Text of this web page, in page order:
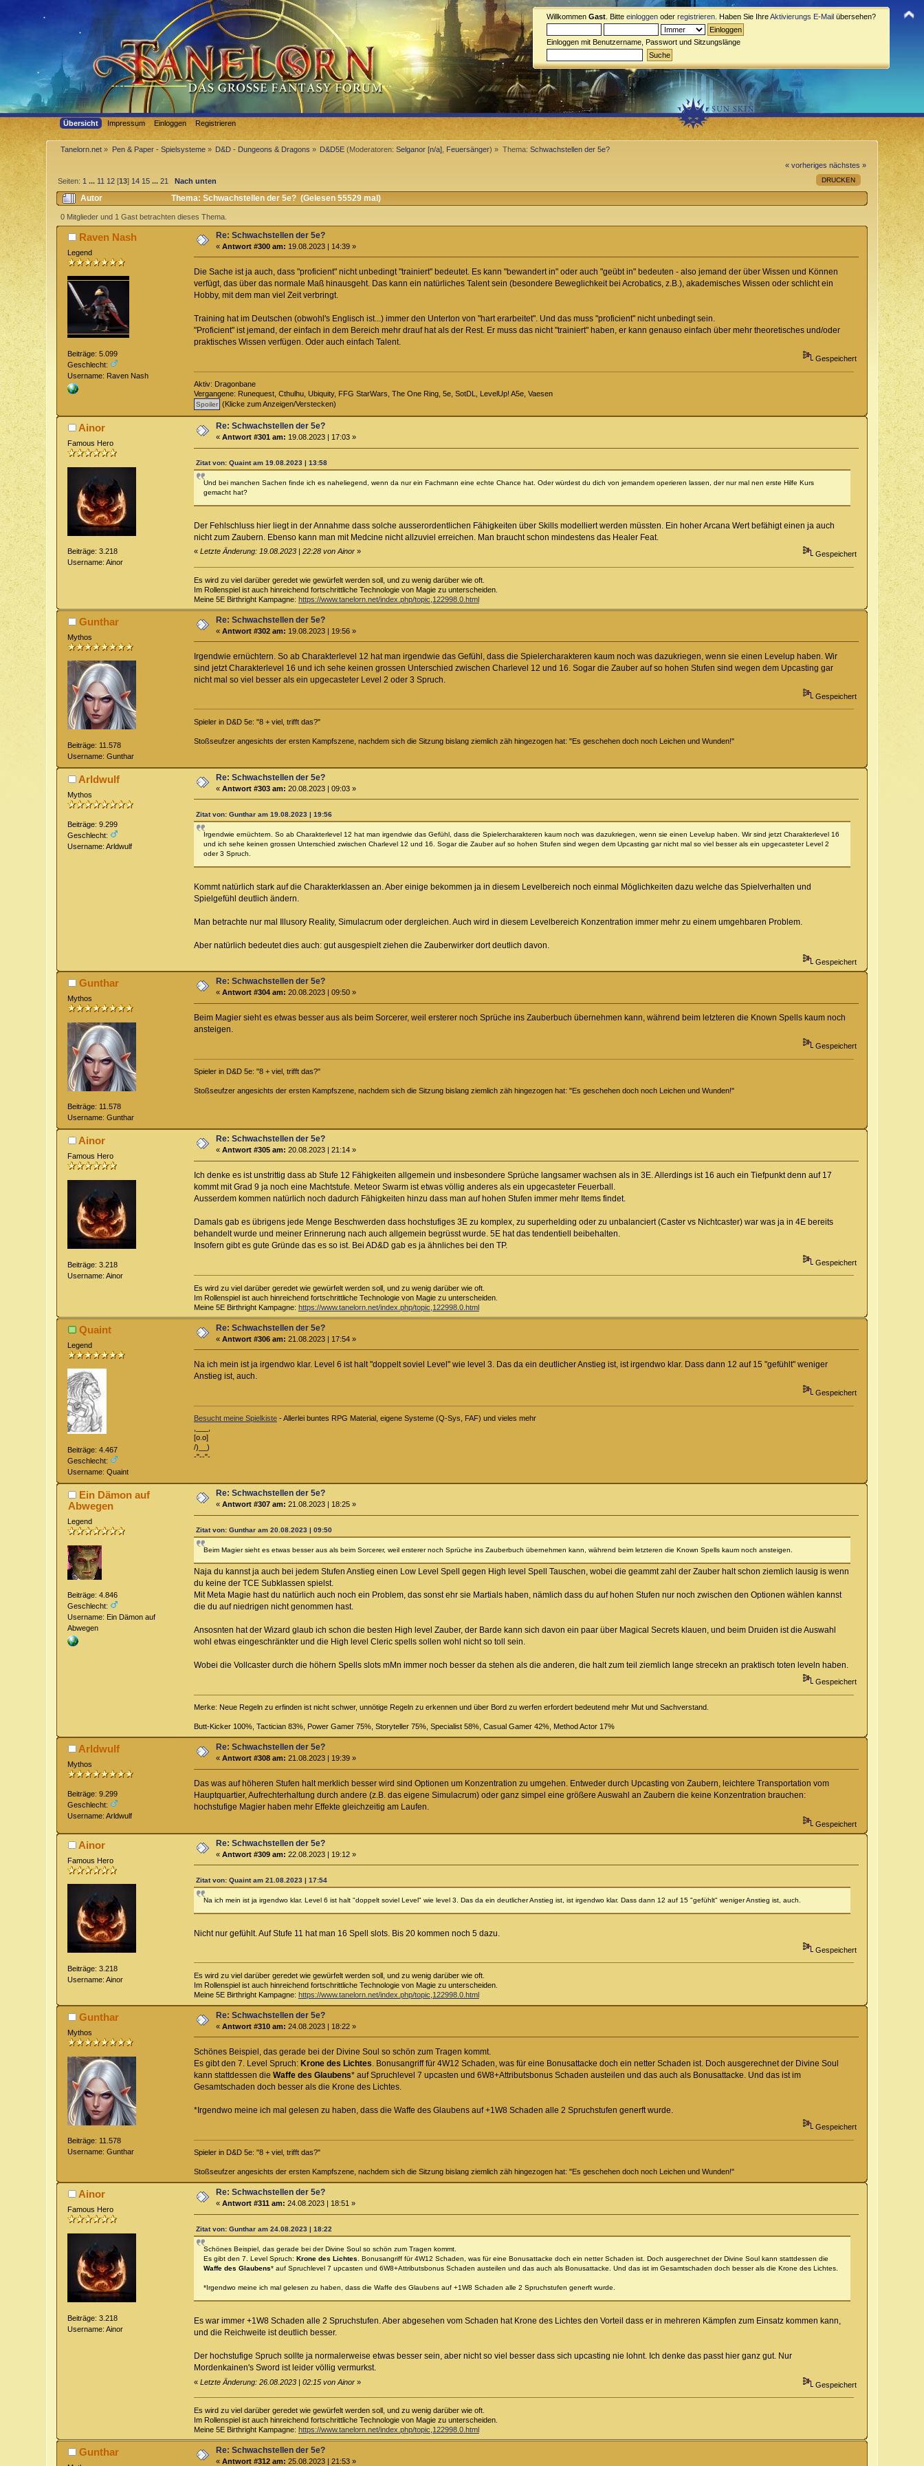
Willkommen Gast . Bitte einloggen oder registrieren . Haben Sie IhreAktivierungs E-Mail übersehen?
Einloggen mit Benutzername, Passwort und Sitzungslänge
Übersicht Impressum Einloggen Registrieren
Tanelorn.net » Pen & Paper - Spielsysteme» D&D - Dungeons & Dragons » D&D5E (Moderatoren:Selganor [n/a] Feuersänger) » Thema: Schwachstellen der 5e?
« vorheriges nächstes »
DRUCKEN
Seiten: 1 ... 11 12 [13] 14 15 ...21 Nach unten
Autor Thema: Schwachstellen der 5e? (Gelesen 55529 mal)
0 Mitglieder und 1 Gast betrachten dieses Thema.
Raven Nash
Legend
Beiträge: 5.099
Geschlecht:
Username: Raven Nash
Re: Schwachstellen der 5e?
«Antwort #300 am: 19.08.2023 | 14:39 »
Die Sache ist ja auch, dass "proficient" nicht unbedingt "trainiert" bedeutet. Es kann "bewandert in" oder auch "geübt in" bedeuten - also jemand der über Wissen und Können
verfügt, das über das normale Maß hinausgeht. Das kann ein natürliches Talent sein (besondere Beweglichkeit bei Acrobatics, z.B.), akademisches Wissen oder schlicht ein
Hobby, mit dem man viel Zeit verbringt.
Training hat im Deutschen (obwohl's Englisch ist...) immer den Unterton von "hart erarbeitet". Und das muss "proficient" nicht unbedingt sein.
"Proficient" ist jemand, der einfach in dem Bereich mehr drauf hat als der Rest. Er muss das nicht "trainiert" haben, er kann genauso einfach über mehr theoretisches und/oder
praktisches Wissen verfügen. Oder auch einfach Talent.
Gespeichert
Aktiv: Dragonbane
Vergangene: Runequest, Cthulhu, Ubiquity, FFG StarWars, The One Ring, 5e, SotDL, LevelUp! A5e, Vaesen
(Klicke zum Anzeigen/Verstecken)
Ainor
Famous Hero
Beiträge: 3.218
Username: Ainor
Re: Schwachstellen der 5e?
«Antwort #301 am: 19.08.2023 | 17:03 »
Zitat von: Quaint am 19.08.2023 | 13:58
Und bei manchen Sachen finde ich es naheliegend, wenn da nur ein Fachmann eine echte Chance hat. Oder würdest du dich von jemandem operieren lassen, der nur mal nen erste Hilfe Kurs
gemacht hat?
Der Fehlschluss hier liegt in der Annahme dass solche ausserordentlichen Fähigkeiten über Skills modelliert werden müssten. Ein hoher Arcana Wert befähigt einen ja auch
nicht zum Zaubern. Ebenso kann man mit Medcine nicht allzuviel erreichen. Man braucht schon mindestens das Healer Feat.
« Letzte Änderung: 19.08.2023 | 22:28 von Ainor» Gespeichert
Es wird zu viel darüber geredet wie gewürfelt werden soll, und zu wenig darüber wie oft.
Im Rollenspiel ist auch hinreichend fortschrittliche Technologie von Magie zu unterscheiden.
Meine 5E Birthright Kampagne: https://www.tanelorn.net/index.php/topic,122998.0.html
Gunthar
Mythos
Beiträge: 11.578
Username: Gunthar
Re: Schwachstellen der 5e?
«Antwort #302 am: 19.08.2023 | 19:56 »
Irgendwie ernüchtern. So ab Charakterlevel 12 hat man irgendwie das Gefühl, dass die Spielercharakteren kaum noch was dazukriegen, wenn sie einen Levelup haben. Wir
sind jetzt Charakterlevel 16 und ich sehe keinen grossen Unterschied zwischen Charlevel 12 und 16. Sogar die Zauber auf so hohen Stufen sind wegen dem Upcasting gar
nicht mal so viel besser als ein upgecasteter Level 2 oder 3 Spruch.
Gespeichert
Spieler in D&D 5e: "8 + viel, trifft das?"
Stoßseufzer angesichts der ersten Kampfszene, nachdem sich die Sitzung bislang ziemlich zäh hingezogen hat: "Es geschehen doch noch Leichen und Wunden!"
Arldwulf
Mythos
Beiträge: 9.299
Geschlecht:
Username: Arldwulf
Re: Schwachstellen der 5e?
«Antwort #303 am: 20.08.2023 | 09:03 »
Zitat von: Gunthar am 19.08.2023 | 19:56
Irgendwie ernüchtern. So ab Charakterlevel 12 hat man irgendwie das Gefühl, dass die Spielercharakteren kaum noch was dazukriegen, wenn sie einen Levelup haben. Wir sind jetzt Charakterlevel 16
und ich sehe keinen grossen Unterschied zwischen Charlevel 12 und 16. Sogar die Zauber auf so hohen Stufen sind wegen dem Upcasting gar nicht mal so viel besser als ein upgecasteter Level 2
oder 3 Spruch.
Kommt natürlich stark auf die Charakterklassen an. Aber einige bekommen ja in diesem Levelbereich noch einmal Möglichkeiten dazu welche das Spielverhalten und
Spielgefühl deutlich ändern.
Man betrachte nur mal Illusory Reality, Simulacrum oder dergleichen. Auch wird in diesem Levelbereich Konzentration immer mehr zu einem umgehbaren Problem.
Aber natürlich bedeutet dies auch: gut ausgespielt ziehen die Zauberwirker dort deutlich davon.
Gespeichert
Gunthar
Mythos
Beiträge: 11.578
Username: Gunthar
Re: Schwachstellen der 5e?
«Antwort #304 am: 20.08.2023 | 09:50 »
Beim Magier sieht es etwas besser aus als beim Sorcerer, weil ersterer noch Sprüche ins Zauberbuch übernehmen kann, während beim letzteren die Known Spells kaum noch
ansteigen.
Gespeichert
Spieler in D&D 5e: "8 + viel, trifft das?"
Stoßseufzer angesichts der ersten Kampfszene, nachdem sich die Sitzung bislang ziemlich zäh hingezogen hat: "Es geschehen doch noch Leichen und Wunden!"
Ainor
Famous Hero
Beiträge: 3.218
Username: Ainor
Re: Schwachstellen der 5e?
«Antwort #305 am: 20.08.2023 | 21:14 »
Ich denke es ist unstrittig dass ab Stufe 12 Fähigkeiten allgemein und insbesondere Sprüche langsamer wachsen als in 3E. Allerdings ist 16 auch ein Tiefpunkt denn auf 17
kommt mit Grad 9 ja noch eine Machtstufe. Meteor Swarm ist etwas völlig anderes als ein upgecasteter Feuerball.
Ausserdem kommen natürlich noch dadurch Fähigkeiten hinzu dass man auf hohen Stufen immer mehr Items findet.
Damals gab es übrigens jede Menge Beschwerden dass hochstufiges 3E zu komplex, zu superhelding oder zu unbalanciert (Caster vs Nichtcaster) war was ja in 4E bereits
behandelt wurde und meiner Erinnerung nach auch allgemein begrüsst wurde. 5E hat das tendentiell beibehalten.
Insofern gibt es gute Gründe das es so ist. Bei AD&D gab es ja ähnliches bei den TP.
Gespeichert
Es wird zu viel darüber geredet wie gewürfelt werden soll, und zu wenig darüber wie oft.
Im Rollenspiel ist auch hinreichend fortschrittliche Technologie von Magie zu unterscheiden.
Meine 5E Birthright Kampagne: https://www.tanelorn.net/index.php/topic,122998.0.html
Quaint
Legend
Beiträge: 4.467
Geschlecht:
Username: Quaint
Re: Schwachstellen der 5e?
«Antwort #306 am: 21.08.2023 | 17:54 »
Na ich mein ist ja irgendwo klar. Level 6 ist halt "doppelt soviel Level" wie level 3. Das da ein deutlicher Anstieg ist, ist irgendwo klar. Dass dann 12 auf 15 "gefühlt" weniger
Anstieg ist, auch.
Gespeichert
Besucht meine Spielkiste- Allerlei buntes RPG Material, eigene Systeme (Q-Sys, FAF) und vieles mehr
[o.o]
/)__)
-"--"-
Ein Dämon auf
Abwegen
Legend
Beiträge: 4.846
Geschlecht:
Username: Ein Dämon auf
Abwegen
Re: Schwachstellen der 5e?
«Antwort #307 am: 21.08.2023 | 18:25 »
Zitat von: Gunthar am 20.08.2023 | 09:50
Beim Magier sieht es etwas besser aus als beim Sorcerer, weil ersterer noch Sprüche ins Zauberbuch übernehmen kann, während beim letzteren die Known Spells kaum noch ansteigen.
Naja du kannst ja auch bei jedem Stufen Anstieg einen Low Level Spell gegen High level Spell Tauschen, wobei die geammt zahl der Zauber halt schon ziemlich lausig is wenn
du keine der TCE Subklassen spielst.
Mit Meta Magie hast du natürlich auch noch ein Problem, das sonst ehr sie Martials haben, nämlich dass du auf hohen Stufen nur noch zwischen den Optionen wählen kannst
die du auf niedrigen nicht genommen hast.
Ansosnten hat der Wizard glaub ich schon die besten High level Zauber, der Barde kann sich davon ein paar über Magical Secrets klauen, und beim Druiden ist die Auswahl
wohl etwas eingeschränkter und die High level Cleric spells sollen wohl nicht so toll sein.
Wobei die Vollcaster durch die höhern Spells slots mMn immer noch besser da stehen als die anderen, die halt zum teil ziemlich lange strecekn an praktisch toten leveln haben.
Gespeichert
Merke: Neue Regeln zu erfinden ist nicht schwer, unnötige Regeln zu erkennen und über Bord zu werfen erfordert bedeutend mehr Mut und Sachverstand.
Butt-Kicker 100%, Tactician 83%, Power Gamer 75%, Storyteller 75%, Specialist 58%, Casual Gamer 42%, Method Actor 17%
Arldwulf
Mythos
Beiträge: 9.299
Geschlecht:
Username: Arldwulf
Re: Schwachstellen der 5e?
«Antwort #308 am: 21.08.2023 | 19:39 »
Das was auf höheren Stufen halt merklich besser wird sind Optionen um Konzentration zu umgehen. Entweder durch Upcasting von Zaubern, leichtere Transportation vom
Hauptquartier, Aufrechterhaltung durch andere (z.B. das eigene Simulacrum) oder ganz simpel eine größere Auswahl an Zaubern die keine Konzentration brauchen:
hochstufige Magier haben mehr Effekte gleichzeitig am Laufen.
Gespeichert
Ainor
Famous Hero
Beiträge: 3.218
Username: Ainor
Re: Schwachstellen der 5e?
«Antwort #309 am: 22.08.2023 | 19:12 »
Zitat von: Quaint am 21.08.2023 | 17:54
Na ich mein ist ja irgendwo klar. Level 6 ist halt "doppelt soviel Level" wie level 3. Das da ein deutlicher Anstieg ist, ist irgendwo klar. Dass dann 12 auf 15 "gefühlt" weniger Anstieg ist, auch.
Nicht nur gefühlt. Auf Stufe 11 hat man 16 Spell slots. Bis 20 kommen noch 5 dazu.
Gespeichert
Es wird zu viel darüber geredet wie gewürfelt werden soll, und zu wenig darüber wie oft.
Im Rollenspiel ist auch hinreichend fortschrittliche Technologie von Magie zu unterscheiden.
Meine 5E Birthright Kampagne: https://www.tanelorn.net/index.php/topic,122998.0.html
Gunthar
Mythos
Beiträge: 11.578
Username: Gunthar
Re: Schwachstellen der 5e?
«Antwort #310 am: 24.08.2023 | 18:22 »
Schönes Beispiel, das gerade bei der Divine Soul so schön zum Tragen kommt.
Es gibt den 7. Level Spruch: Krone des Lichtes. Bonusangriff für 4W12 Schaden, was für eine Bonusattacke doch ein netter Schaden ist. Doch ausgerechnet der Divine Soul
kann stattdessen die Waffe des Glaubens* auf Spruchlevel 7 upcasten und 6W8+Attributsbonus Schaden austeilen und das auch als Bonusattacke. Und das ist im
Gesamtschaden doch besser als die Krone des Lichtes.
*Irgendwo meine ich mal gelesen zu haben, dass die Waffe des Glaubens auf +1W8 Schaden alle 2 Spruchstufen generft wurde.
Gespeichert
Spieler in D&D 5e: "8 + viel, trifft das?"
Stoßseufzer angesichts der ersten Kampfszene, nachdem sich die Sitzung bislang ziemlich zäh hingezogen hat: "Es geschehen doch noch Leichen und Wunden!"
Ainor
Famous Hero
Beiträge: 3.218
Username: Ainor
Re: Schwachstellen der 5e?
«Antwort #311 am: 24.08.2023 | 18:51 »
Zitat von: Gunthar am 24.08.2023 | 18:22
Schönes Beispiel, das gerade bei der Divine Soul so schön zum Tragen kommt.
Es gibt den 7. Level Spruch: Krone des Lichtes. Bonusangriff für 4W12 Schaden, was für eine Bonusattacke doch ein netter Schaden ist. Doch ausgerechnet der Divine Soul kann stattdessen die
Waffe des Glaubens* auf Spruchlevel 7 upcasten und 6W8+Attributsbonus Schaden austeilen und das auch als Bonusattacke. Und das ist im Gesamtschaden doch besser als die Krone des Lichtes.
*Irgendwo meine ich mal gelesen zu haben, dass die Waffe des Glaubens auf +1W8 Schaden alle 2 Spruchstufen generft wurde.
Es war immer +1W8 Schaden alle 2 Spruchstufen. Aber abgesehen vom Schaden hat Krone des Lichtes den Vorteil dass er in mehreren Kämpfen zum Einsatz kommen kann,
und die Reichweite ist deutlich besser.
Der hochstufige Spruch sollte ja normalerweise etwas besser sein, aber nicht so viel besser dass sich upcasting nie lohnt. Ich denke das passt hier ganz gut. Nur
Mordenkainen's Sword ist leider völlig vermurkst.
« Letzte Änderung: 26.08.2023 | 02:15 von Ainor» Gespeichert
Es wird zu viel darüber geredet wie gewürfelt werden soll, und zu wenig darüber wie oft.
Im Rollenspiel ist auch hinreichend fortschrittliche Technologie von Magie zu unterscheiden.
Meine 5E Birthright Kampagne: https://www.tanelorn.net/index.php/topic,122998.0.html
Gunthar Re: Schwachstellen der 5e?
«Antwort #312 am: 25.08.2023 | 21:53 »